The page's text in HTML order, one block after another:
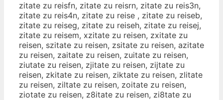
zitate zu reisfn, zitate zu reisrn, zitate zu reis3n,
zitate zu reis4n, zitate zu reise , zitate zu reiseb,
zitate zu reiseg, zitate zu reiseh, zitate zu reisej,
zitate zu reisem, xzitate zu reisen, zxitate zu
reisen, szitate zu reisen, zsitate zu reisen, azitate
zu reisen, zaitate zu reisen, zuitate zu reisen,
ziutate zu reisen, zjitate zu reisen, zijtate zu
reisen, zkitate zu reisen, ziktate zu reisen, zlitate
zu reisen, ziltate zu reisen, zoitate zu reisen,
ziotate zu reisen, z8itate zu reisen, zi8tate zu